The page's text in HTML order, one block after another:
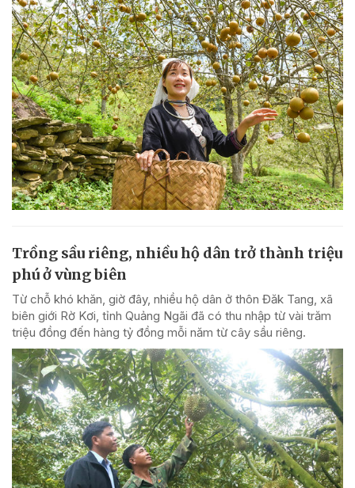
Trồng sầu riêng, nhiều hộ dân trở thành triệu
phú ở vùng biên
Từ chỗ khó khăn, giờ đây, nhiều hộ dân ở thôn Đăk Tang, xã
biên giới Rờ Kơi, tỉnh Quảng Ngãi đã có thu nhập từ vài trăm
triệu đồng đến hàng tỷ đồng mỗi năm từ cây sầu riêng.